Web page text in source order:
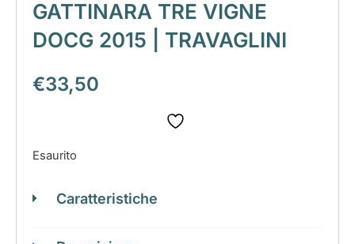
GATTINARA TRE VIGNE
DOCG 2015 | TRAVAGLINI
€33,50
Esaurito
Caratteristiche